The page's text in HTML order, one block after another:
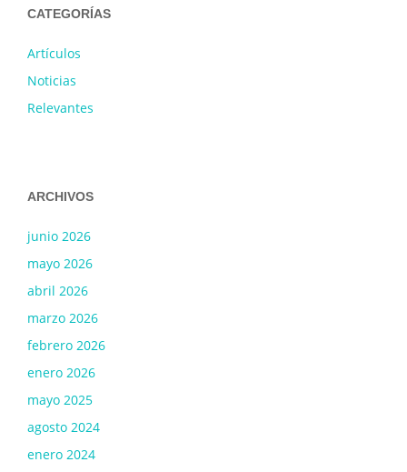
CATEGORÍAS
Artículos
Noticias
Relevantes
ARCHIVOS
junio 2026
mayo 2026
abril 2026
marzo 2026
febrero 2026
enero 2026
mayo 2025
agosto 2024
enero 2024